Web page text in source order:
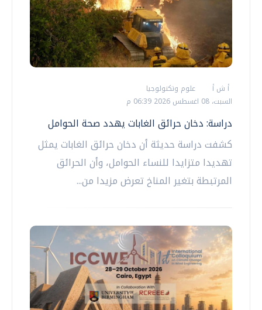
أ ش أ
علوم وتكنولوجيا
السبت، 08 اغسطس 2026 06:39 م
دراسة: دخان حرائق الغابات يهدد صحة الحوامل
كشفت دراسة حديثة أن دخان حرائق الغابات يمثل
تهديدا متزايدا للنساء الحوامل، وأن الحرائق
المرتبطة بتغير المناخ تعرض مزيدا من...